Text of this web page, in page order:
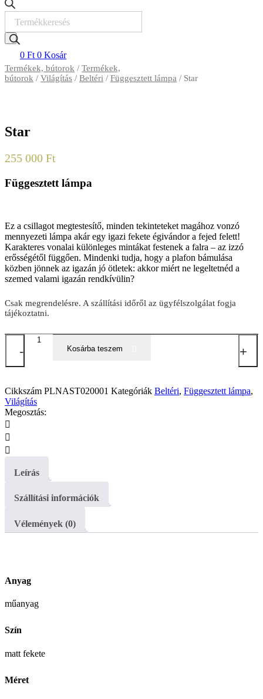
search
0 Ft 0 Kosár
Termékek, bútorok / Termékek,
bútorok / Világítás / Beltéri / Függesztett lámpa / Star
Star
255 000 Ft
Függesztett lámpa
Ez a csillagot megtestesítő, minden tekinteteket magához vonzó
mennyezeti lámpa akár egy igazi fekete égivándor a fejed felett!
Karakteres vonalai különleges mintákat festenek a falra – az izzó
erősségétől függően. Mindenki tudja, hogy a plafon bámulása
közben jönnek az igazán jó ötletek: akkor miért ne legeltetnéd a
szemed valami igazán rendkívülin?
Csak megrendelésre. A szállítási időről az ügyfélszolgálat fogja
tájékoztatni.
-
Star
+
Kosárba teszem
Cikkszám PLNAST020001 Kategóriák Beltéri, Függesztett lámpa,
Világítás
Megosztás:
Leírás
Szállítási információk
Vélemények (0)
Anyag
műanyag
Szín
matt fekete
Méret